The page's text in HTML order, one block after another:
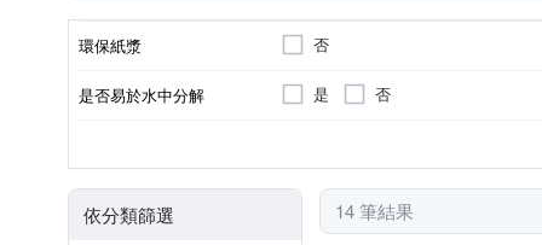
環保紙漿 否
是否易於水中分解 是 否
依分類篩選 14 筆結果